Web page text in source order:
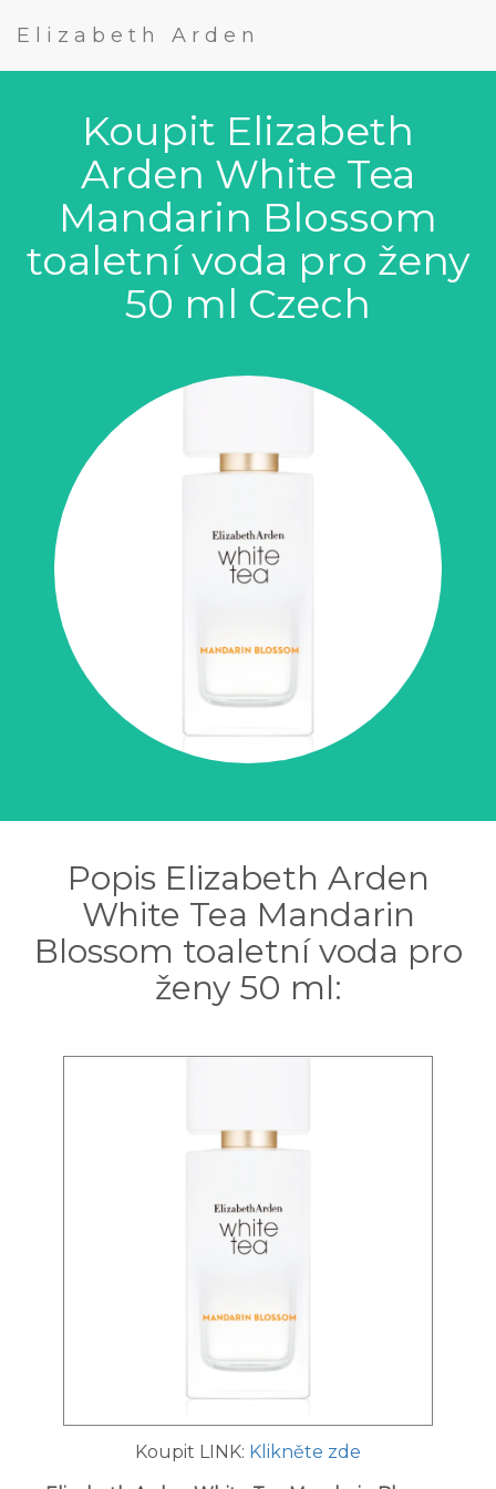
Elizabeth Arden
Koupit Elizabeth
Arden White Tea
Mandarin Blossom
toaletní voda pro ženy
50 ml Czech
Popis Elizabeth Arden
White Tea Mandarin
Blossom toaletní voda pro
ženy 50 ml:
Koupit LINK: Klikněte zde